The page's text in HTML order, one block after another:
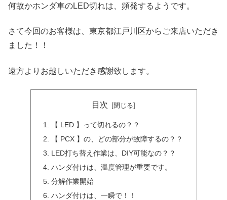
何故かホンダ車のLED切れは、頻発するようです。
さて今回のお客様は、東京都江戸川区からご来店いただき
ました！！
遠方よりお越しいただき感謝致します。
目次
【 LED 】って切れるの？？
【 PCX 】の、どの部分が故障するの？？
LED打ち替え作業は、DIY可能なの？？
ハンダ付けは、温度管理が重要です。
分解作業開始
ハンダ付けは、一瞬で！！